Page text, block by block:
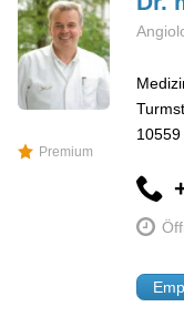
Premium
10559